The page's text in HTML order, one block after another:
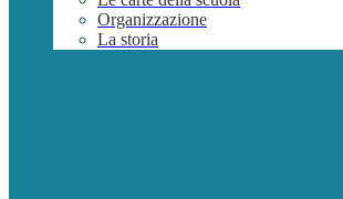
Organizzazione
La storia